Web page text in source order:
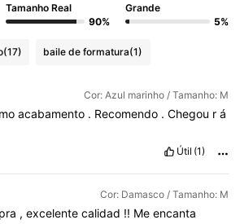
Seguidores
Seguidores
Seguidores
Tamanho Real
90%
Grande
5%
(17) baile de formatura(1)
Cor: Azul marinho / Tamanho: M
acabamento . Recomendo . Chegou r á
Útil (1)
Cor: Damasco / Tamanho: M
,excelentecalidad !! Meencanta